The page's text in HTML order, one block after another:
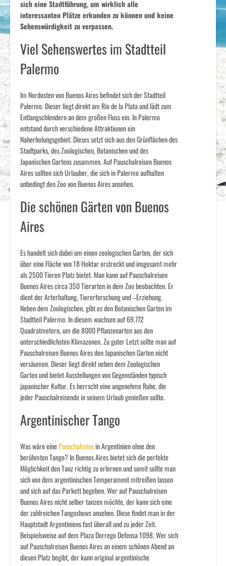
sich eine Stadtführung, um wirklich alle
interessanten Plätze erkunden zu können und keine
Sehenswürdigkeit zu verpassen.
Viel Sehenswertes im Stadtteil
Palermo
Im Nordosten von Buenos Aires befindet sich der Stadtteil
Palermo. Dieser liegt direkt am Rio de la Plata und lädt zum
Entlangschlendern an dem großen Fluss ein. In Palermo
entstand durch verschiedene Attraktionen ein
Naherholungsgebiet. Dieses setzt sich aus den Grünflächen des
Stadtparks, des Zoologischen, Botanischen und des
Japanischen Gartens zusammen. Auf Pauschalreisen Buenos
Aires sollten sich Urlauber, die sich in Palermo aufhalten
unbedingt den Zoo von Buenos Aires ansehen.
Die schönen Gärten von Buenos
Aires
Es handelt sich dabei um einen zoologischen Garten, der sich
über eine Fläche von 18 Hektar erstreckt und insgesamt mehr
als 2500 Tieren Platz bietet. Man kann auf Pauschalreisen
Buenos Aires circa 350 Tierarten in dem Zoo beobachten. Er
dient der Arterhaltung, Tiererforschung und –Erziehung.
Neben dem Zoologischen, gibt es den Botanischen Garten im
Stadtteil Palermo. In diesem wachsen auf 69.772
Quadratmetern, um die 8000 Pflanzenarten aus den
unterschiedlichsten Klimazonen. Zu guter Letzt sollte man auf
Pauschalreisen Buenos Aires den Japanischen Garten nicht
versäumen. Dieser liegt direkt neben dem Zoologischen
Garten und bietet Ausstellungen von Gegenständen typisch
japanischer Kultur. Es herrscht eine angenehme Ruhe, die
jeder Pauschalreisende in seinem Urlaub genießen sollte.
Argentinischer Tango
Was wäre einePauschalreisein Argentinien ohne den
berühmten Tango? In Buenos Aires bietet sich die perfekte
Möglichkeit den Tanz richtig zu erlernen und somit sollte man
sich von dem argentinischen Temperament mitreißen lassen
und sich auf das Parkett begeben. Wer auf Pauschalreisen
Buenos Aires nicht selber tanzen möchte, der kann sich eine
der zahlreichen Tangoshows ansehen. Diese findet man in der
Hauptstadt Argentiniens fast überall und zu jeder Zeit.
Beispielsweise auf dem Plaza Dorrego Defensa 1098. Wer sich
auf Pauschalreisen Buenos Aires an einem schönen Abend an
diesen Platz begibt, der kann original argentinische